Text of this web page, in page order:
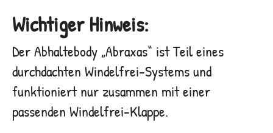
Wichtiger Hinweis:
Der Abhaltebody „Abraxas“ ist Teil eines
durchdachten Windelfrei-Systems und
funktioniert nur zusammen mit einer
passenden Windelfrei-Klappe.